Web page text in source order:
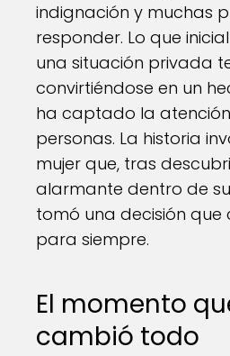
indignación y muchas
responder. Lo que
una situación privada
convirtiéndose en un
ha captado la
personas. La historia
mujer que, tras
alarmante dentro de
tomó una decisión
para siempre.
El momento
cambió todo